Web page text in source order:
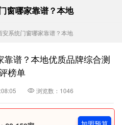
窗哪家靠谱？本地
安系统门窗哪家靠谱？本地
谱？本地优质品牌综合测
榜单
浏览数：1046